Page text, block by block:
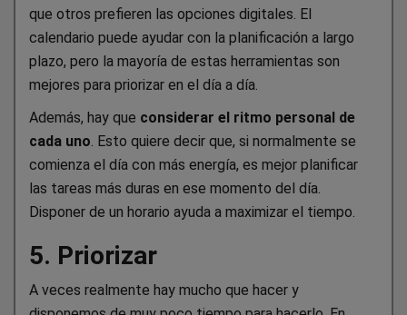
que otros prefieren las opciones digitales. El
calendario puede ayudar con la planificación a largo
plazo, pero la mayoría de estas herramientas son
mejores para priorizar en el día a día.
Además, hay que considerar el ritmo personal de
cada uno. Esto quiere decir que, si normalmente se
comienza el día con más energía, es mejor planificar
las tareas más duras en ese momento del día.
Disponer de un horario ayuda a maximizar el tiempo.
5. Priorizar
A veces realmente hay mucho que hacer y